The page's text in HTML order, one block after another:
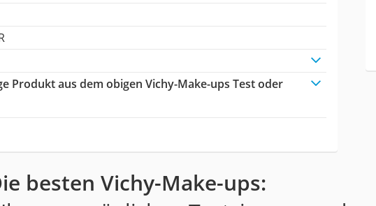
Produkt aus dem obigen Vichy-Make-ups Test oder
besten Vichy-Make-ups: